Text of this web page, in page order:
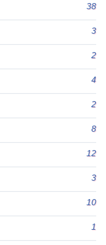
38
3
2
4
2
8
12
3
10
1